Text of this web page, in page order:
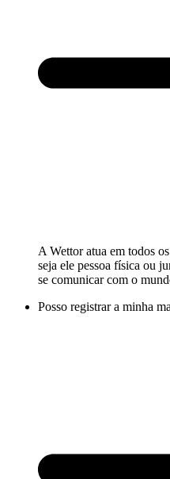
A Wettor atua em todos
seja ele pessoa física ou
se comunicar com o
Posso registrar a minha